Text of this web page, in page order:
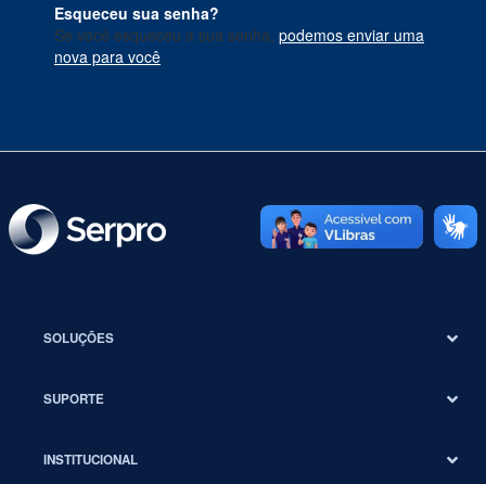
Esqueceu sua senha?
Se você esqueceu a sua senha, podemos enviar uma
nova para você
SOLUÇÕES
SUPORTE
INSTITUCIONAL